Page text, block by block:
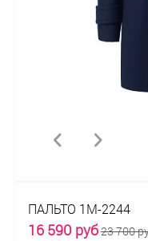
ПАЛЬТО 1М-2244
16 590 руб23 700